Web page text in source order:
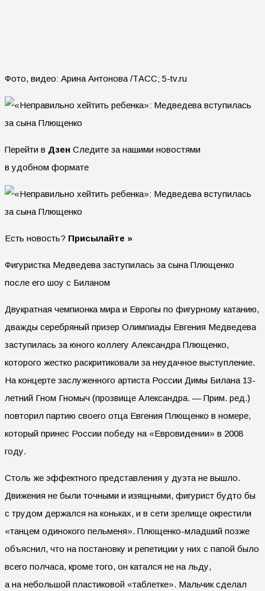
Фото, видео: Арина Антонова /ТАСС; 5-tv.ru
Перейти в Дзен Следите за нашими новостями
в удобном формате
Есть новость? Присылайте »
Фигуристка Медведева заступилась за сына Плющенко
после его шоу с Биланом
Двукратная чемпионка мира и Европы по фигурному катанию,
дважды серебряный призер Олимпиады Евгения Медведева
заступилась за юного коллегу Александра Плющенко,
которого жестко раскритиковали за неудачное выступление.
На концерте заслуженного артиста России Димы Билана 13-
летний Гном Гномыч (прозвище Александра. — Прим. ред.)
повторил партию своего отца Евгения Плющенко в номере,
который принес России победу на «Евровидении» в 2008
году.
Столь же эффектного представления у дуэта не вышло.
Движения не были точными и изящными, фигурист будто бы
с трудом держался на коньках, и в сети зрелище окрестили
«танцем одинокого пельменя». Плющенко-младший позже
объяснил, что на постановку и репетиции у них с папой было
всего полчаса, кроме того, он катался не на льду,
а на небольшой пластиковой «таблетке». Мальчик сделал